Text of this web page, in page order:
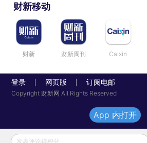
财新移动
财新 财新周刊 Caixin
登录 网页版 订阅电邮
Copyright 财新网 All Rights Reserved
发表评论得积分
App 内打开